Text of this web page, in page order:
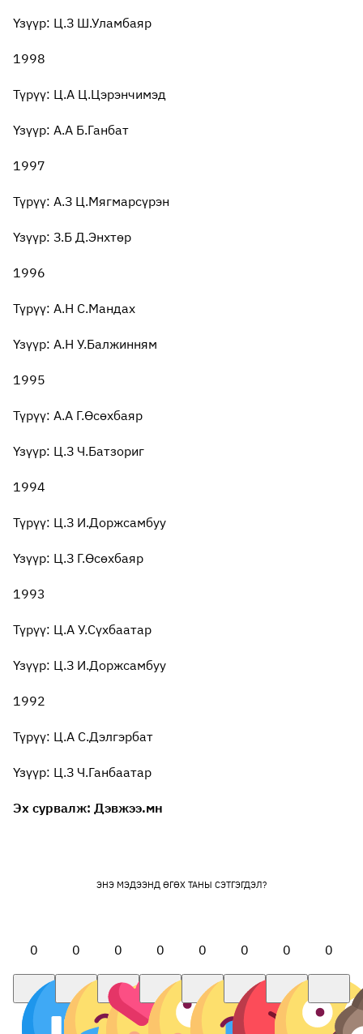
Үзүүр: Ц.З Ш.Уламбаяр
1998
Түрүү: Ц.А Ц.Цэрэнчимэд
Үзүүр: А.А Б.Ганбат
1997
Түрүү: А.З Ц.Мягмарсүрэн
Үзүүр: З.Б Д.Энхтөр
1996
Түрүү: А.Н С.Мандах
Үзүүр: А.Н У.Балжинням
1995
Түрүү: А.А Г.Өсөхбаяр
Үзүүр: Ц.З Ч.Батзориг
1994
Түрүү: Ц.З И.Доржсамбуу
Үзүүр: Ц.З Г.Өсөхбаяр
1993
Түрүү: Ц.А У.Сүхбаатар
Үзүүр: Ц.З И.Доржсамбуу
1992
Түрүү: Ц.А С.Дэлгэрбат
Үзүүр: Ц.З Ч.Ганбаатар
Эх сурвалж: Дэвжээ.мн
ЭНЭ МЭДЭЭНД ӨГӨХ ТАНЫ СЭТГЭГДЭЛ?
0 0 0 0 0 0 0 0